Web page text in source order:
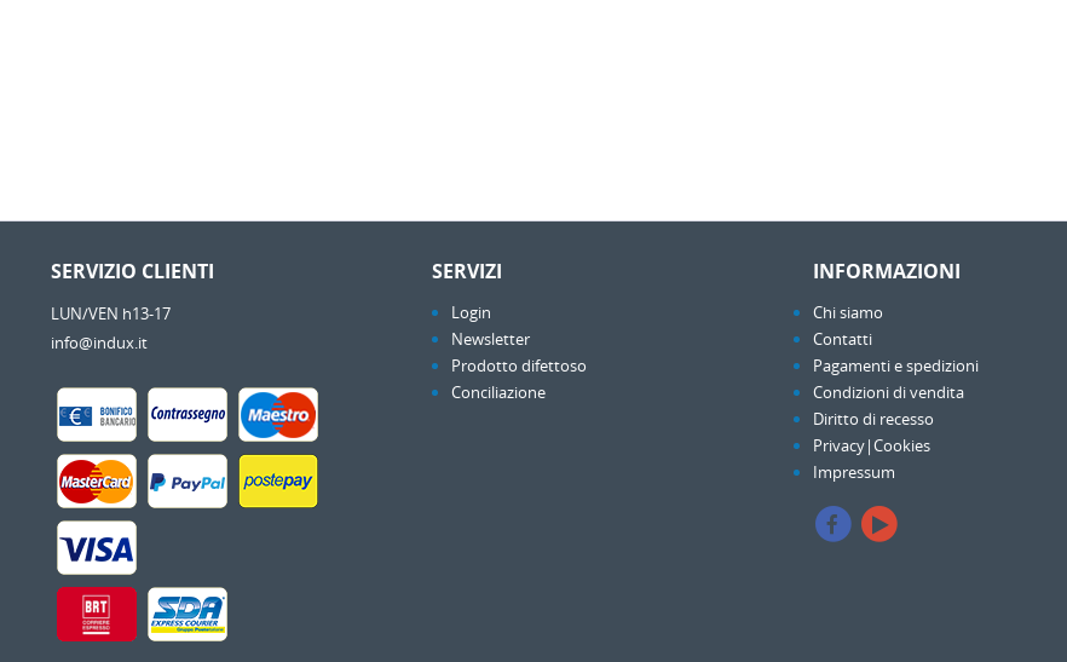
SERVIZIO CLIENTI
LUN/VEN h13-17
info@indux.it
SERVIZI
Login
Newsletter
Prodotto difettoso
Conciliazione
INFORMAZIONI
Chi siamo
Contatti
Pagamenti e spedizioni
Condizioni di vendita
Diritto di recesso
Privacy|Cookies
Impressum